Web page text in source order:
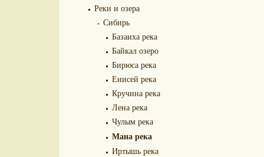
Реки и озера
Сибирь
Базаиха река
Байкал озеро
Бирюса река
Енисей река
Кручина река
Лена река
Чулым река
Мана река
Иртышь река